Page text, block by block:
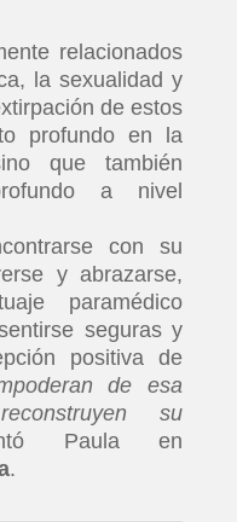
relacionados
la sexualidad y
de estos
profundo en la
que también
a nivel
con su
y abrazarse,
paramédico
seguras y
positiva de
de esa
su
Paula en
.